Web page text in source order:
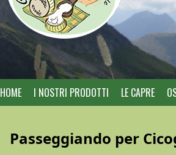
HOME I NOSTRI PRODOTTI LE CAPRE
Passeggiando per